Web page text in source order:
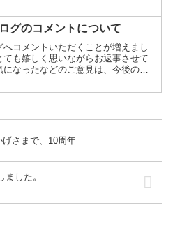
グのコメントについて
コメントいただくことが増えまし
も嬉しく思いながらお返事させて
なったなどのご意見は、今後の改
げさまで、10周年
した。